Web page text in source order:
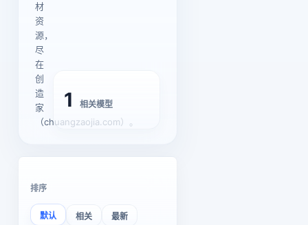
材
资
源，
尽
在
创
造
家
（chuangzaojia.com）。
1 相关模型
排序
默认 相关 最新